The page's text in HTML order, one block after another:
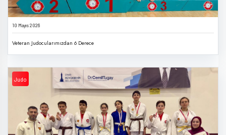
10 Mayıs 2026
Veteran Judocularımızdan 6 Derece
Judo